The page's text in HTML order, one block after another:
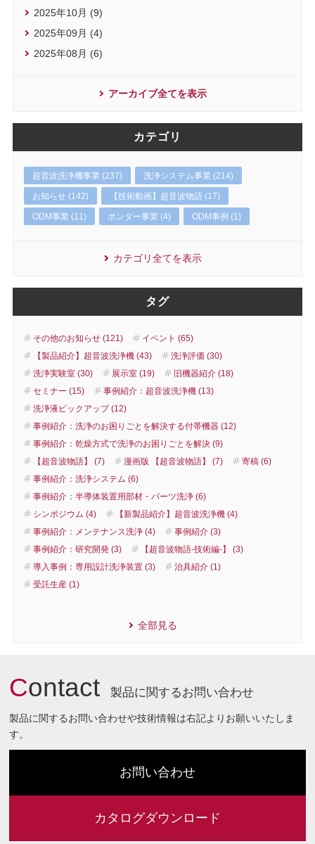
2025年10月 (9)
2025年09月 (4)
2025年08月 (6)
アーカイブ全てを表示
カテゴリ
超音波洗浄機事業 (237) 洗浄システム事業 (214)
お知らせ (142) 【技術動画】超音波物語 (17)
ODM事業 (11) ボンダー事業 (4) ODM事例 (1)
カテゴリ全てを表示
タグ
その他のお知らせ (121)
イベント (65)
【製品紹介】超音波洗浄機 (43)
洗浄評価 (30)
洗浄実験室 (30)
展示室 (19)
旧機器紹介 (18)
セミナー (15)
事例紹介：超音波洗浄機 (13)
洗浄液ピックアップ (12)
事例紹介：洗浄のお困りごとを解決する付帯機器 (12)
事例紹介：乾燥方式で洗浄のお困りごとを解決 (9)
【超音波物語】 (7)
漫画版 【超音波物語】 (7)
寄稿 (6)
事例紹介：洗浄システム (6)
事例紹介：半導体装置用部材・パーツ洗浄 (6)
シンポジウム (4)
【新製品紹介】超音波洗浄機 (4)
事例紹介：メンテナンス洗浄 (4)
事例紹介 (3)
事例紹介：研究開発 (3)
【超音波物語-技術編-】 (3)
導入事例：専用設計洗浄装置 (3)
治具紹介 (1)
受託生産 (1)
全部見る
Contact 製品に関するお問い合わせ
製品に関するお問い合わせや技術情報は右記よりお願いいたしま
す。
お問い合わせ
カタログダウンロード